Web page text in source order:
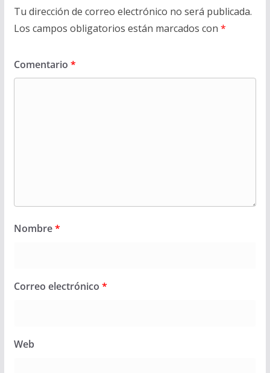
Tu dirección de correo electrónico no será publicada.
Los campos obligatorios están marcados con *
Comentario *
Nombre*
Correo electrónico *
Web